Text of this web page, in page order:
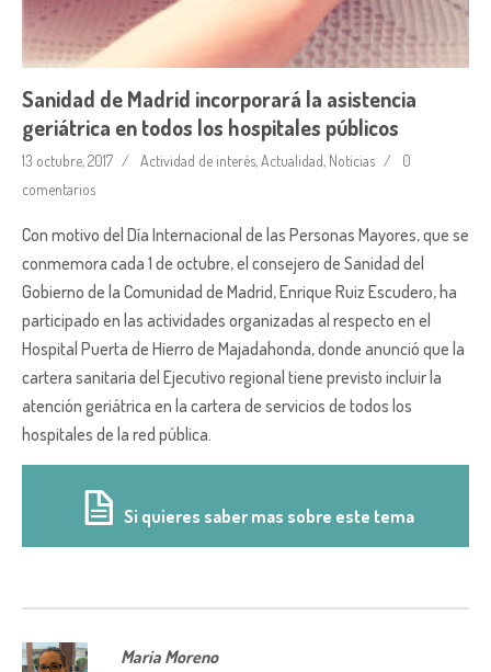
Sanidad de Madrid incorporará la asistencia
geriátrica en todos los hospitales públicos
13 octubre, 2017 Actividad de interés,Actualidad, Noticias
0
comentarios
Con motivo del Día Internacional de las Personas Mayores, que se
conmemora cada 1 de octubre, el consejero de Sanidad del
Gobierno de la Comunidad de Madrid, Enrique Ruiz Escudero, ha
participado en las actividades organizadas al respecto en el
Hospital Puerta de Hierro de Majadahonda, donde anunció que la
cartera sanitaria del Ejecutivo regional tiene previsto incluir la
atención geriátrica en la cartera de servicios de todos los
hospitales de la red pública.
Si quieres saber mas sobre este tema
Maria Moreno